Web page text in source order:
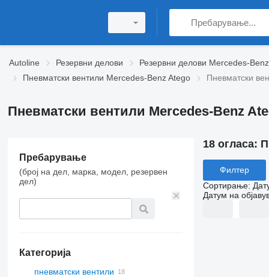
Autoline Резервни делови Резервни делови Mercedes-
Пневматски вентили Mercedes-Benz Atego
Пневматски
Пневматски вентили Mercedes-Benz
Пребарување
(број на дел, марка, модел, резервен
дел)
Категорија
пневматски вентили
18 огласа:
Филтер
Сортирање:
Датум на